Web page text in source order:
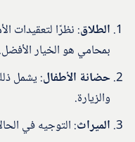
الطلاق: نظرًا لتعقيدات
بمحامي هو الخيار الأفضل.
حضانة الأطفال: يشمل
والزيارة.
الميراث: التوجيه في